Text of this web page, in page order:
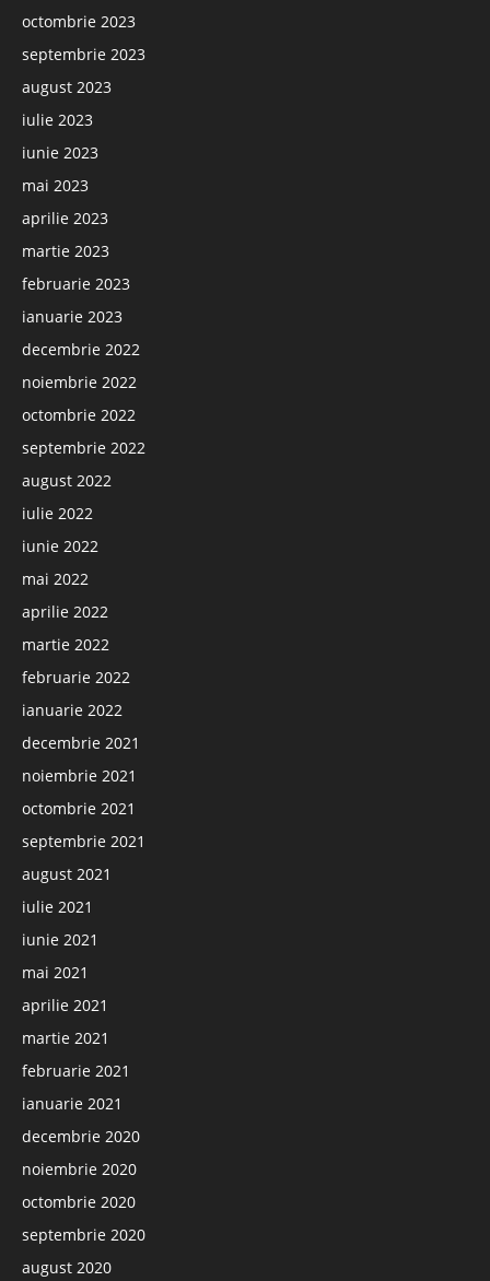
octombrie 2023
septembrie 2023
august 2023
iulie 2023
iunie 2023
mai 2023
aprilie 2023
martie 2023
februarie 2023
ianuarie 2023
decembrie 2022
noiembrie 2022
octombrie 2022
septembrie 2022
august 2022
iulie 2022
iunie 2022
mai 2022
aprilie 2022
martie 2022
februarie 2022
ianuarie 2022
decembrie 2021
noiembrie 2021
octombrie 2021
septembrie 2021
august 2021
iulie 2021
iunie 2021
mai 2021
aprilie 2021
martie 2021
februarie 2021
ianuarie 2021
decembrie 2020
noiembrie 2020
octombrie 2020
septembrie 2020
august 2020